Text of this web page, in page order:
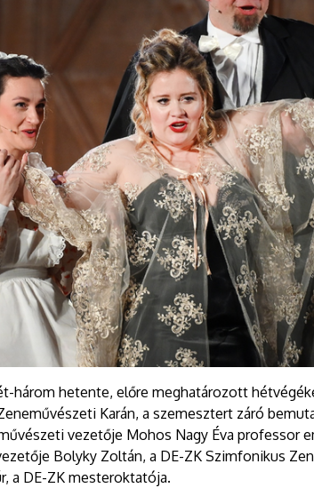
három hetente, előre meghatározott
Karán, a szemesztert záró
vezetője Mohos Nagy Éva professor
Bolyky Zoltán, a DE-ZK Szimfonikus
a DE-ZK mesteroktatója.